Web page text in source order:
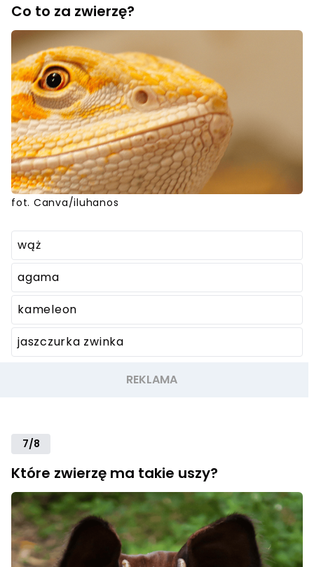
Co to za zwierzę?
fot. Canva/iluhanos
wąż
agama
kameleon
jaszczurka zwinka
7/8
Które zwierzę ma takie uszy?